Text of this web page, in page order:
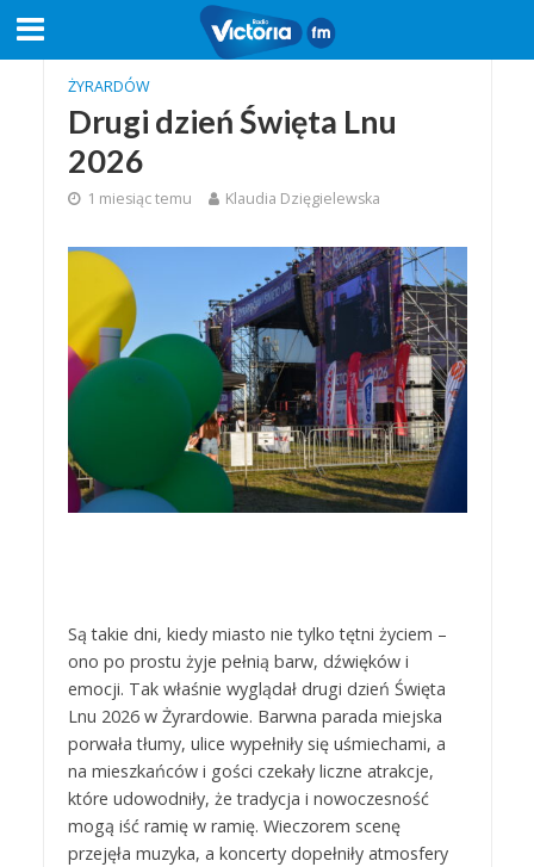
ŻYRARDÓW
Drugi dzień Święta Lnu
2026
1 miesiąc temu Klaudia Dzięgielewska
Są takie dni, kiedy miasto nie tylko tętni życiem –
ono po prostu żyje pełnią barw, dźwięków i
emocji. Tak właśnie wyglądał drugi dzień Święta
Lnu 2026 w Żyrardowie. Barwna parada miejska
porwała tłumy, ulice wypełniły się uśmiechami, a
na mieszkańców i gości czekały liczne atrakcje,
które udowodniły, że tradycja i nowoczesność
mogą iść ramię w ramię. Wieczorem scenę
przejęła muzyka, a koncerty dopełniły atmosfery